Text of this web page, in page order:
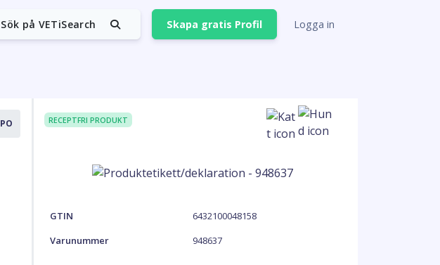
Sök på VETiSearch Skapa gratis Profil Logga in
PO RECEPTFRI PRODUKT
GTIN
6432100048158
Varunummer
948637